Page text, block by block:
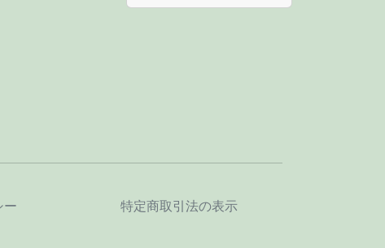
ー
特定商取引法の表示